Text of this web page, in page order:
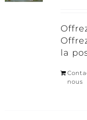
la
nous